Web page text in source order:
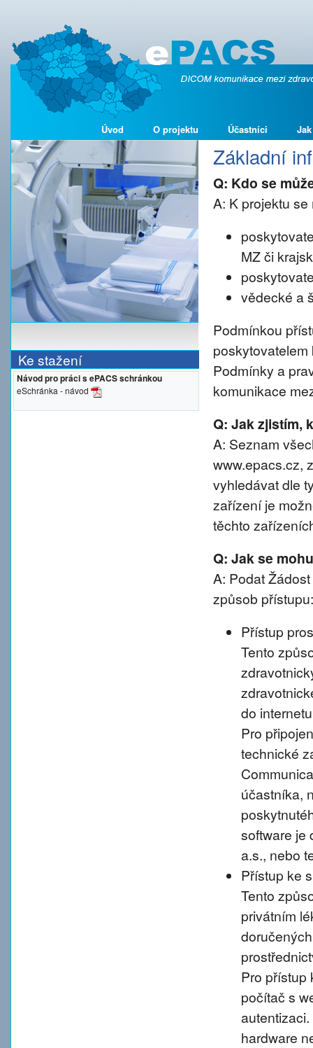
Úvod O projektu Účastníci
Ke stažení
Návod pro práci s ePACS schránkou
eSchránka - návod
Základní
Q: Kdo se
A: K projektu
MZ či
vědecké a
Podmínkou
poskytovatelem
Podmínky a
komunikace
Q: Jak zjistím,
A: Seznam
www.epacs.cz,
vyhledávat dle
zařízení je
těchto
Q: Jak se
A: Podat
způsob přístupu:
Přístup
Tento
do
Pro
technické
účastníka,
software je
a.s., nebo
Přístup ke
Tento
privátním
Pro přístup
počítač s
hardware